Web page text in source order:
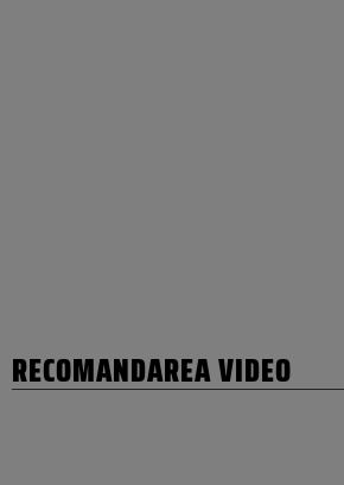
RECOMANDAREA VIDEO